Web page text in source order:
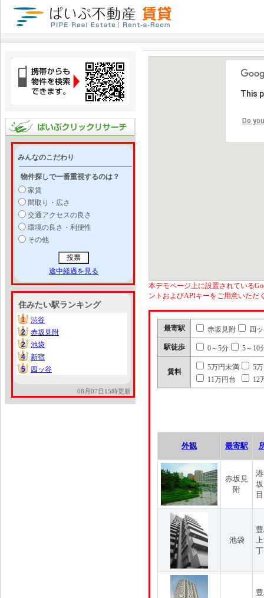
みんなのこだわり
物件探しで一番重視するのは？
家賃
間取り・広さ
交通アクセスの良さ
環境の良さ・利便性
その他
途中経過を見る
住みたい駅ランキング
1
1
渋谷
2
2
赤坂見附
2
2
池袋
4
4
新宿
5
5 四ッ谷
08月07日15時更新
This
Do
本デモページ上に設置されている
ントおよびAPIキーをご用意いただ
最寄駅 赤坂見附 四
駅徒歩 0～5分 5～10
賃料
5万円未満
5
11万円台
12
外観 最寄駅
赤坂見
附
目
池袋